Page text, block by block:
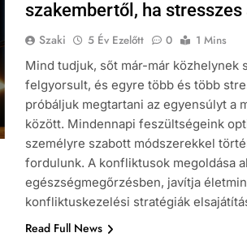
szakembertől, ha stresszes
Szaki 5 Év Ezelőtt 0
1 Mins
Mind tudjuk, sőt már-már közhelynek
felgyorsult, és egyre több és több
próbáljuk megtartani az egyensúlyt a
között. Mindennapi feszültségeink
személyre szabott módszerekkel
fordulunk. A konfliktusok megoldása
egészségmegőrzésben, javítja
konfliktuskezelési stratégiák
Read Full News